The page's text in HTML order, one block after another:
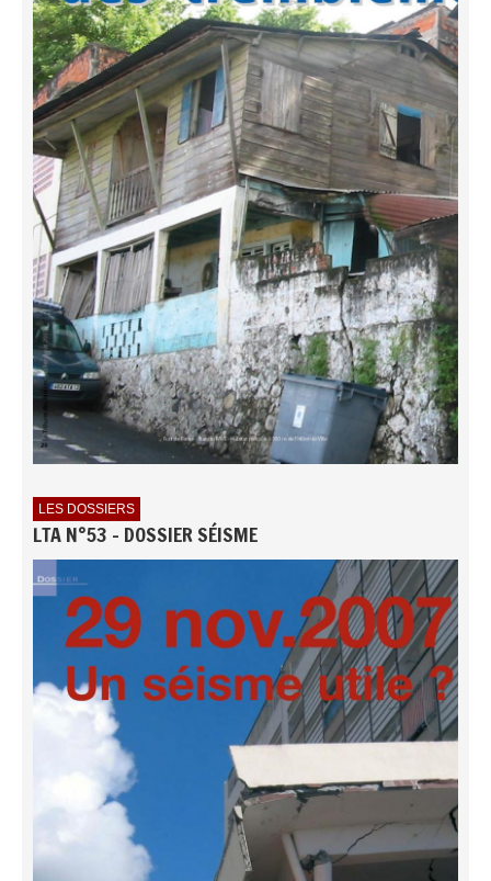
LES DOSSIERS
LTA N°53 - DOSSIER SÉISME